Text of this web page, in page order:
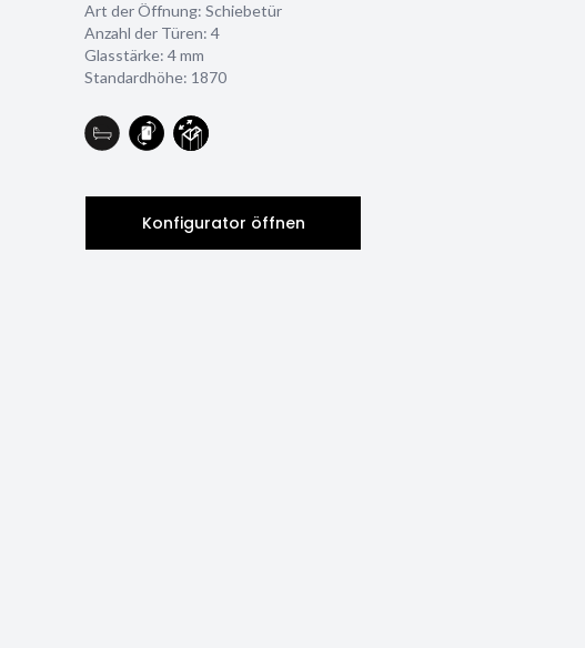
Art der Öffnung: Schiebetür
Anzahl der Türen: 4
Glasstärke:4 mm
Standardhöhe: 1870
Konfigurator öffnen